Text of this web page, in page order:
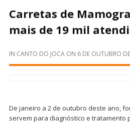
Carretas de
mais de 19 mil
IN CANTO DO JOCA ON 6 DE OUTUBRO
De janeiro a 2 de outubro deste ano,
servem para diagnóstico e tratamento